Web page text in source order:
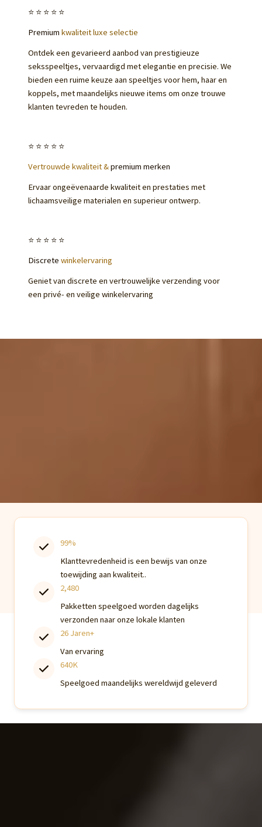
⭐️⭐️⭐️⭐️⭐️
Premium kwaliteit luxe selectie
Ontdek een gevarieerd aanbod van prestigieuze
seksspeeltjes, vervaardigd met elegantie en precisie. We
bieden een ruime keuze aan speeltjes voor hem, haar en
koppels, met maandelijks nieuwe items om onze trouwe
klanten tevreden te houden.
⭐️⭐️⭐️⭐️⭐️
Vertrouwde kwaliteit &premium merken
Ervaar ongeëvenaarde kwaliteit en prestaties met
lichaamsveilige materialen en superieur ontwerp.
⭐️⭐️⭐️⭐️⭐️
Discrete winkelervaring
Geniet van discrete en vertrouwelijke verzending voor
een privé- en veilige winkelervaring
99%
Klanttevredenheid is een bewijs van onze
toewijding aan kwaliteit..
2,480
Pakketten speelgoed worden dagelijks
verzonden naar onze lokale klanten
26 Jaren+
Van ervaring
640K
Speelgoed maandelijks wereldwijd geleverd